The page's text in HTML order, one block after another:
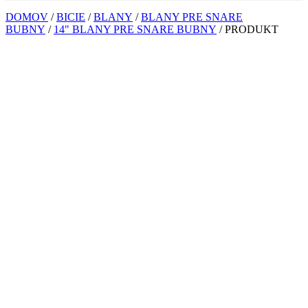
DOMOV /BICIE /BLANY /BLANY PRE SNARE
BUBNY / 14" BLANY PRE SNARE BUBNY / PRODUKT